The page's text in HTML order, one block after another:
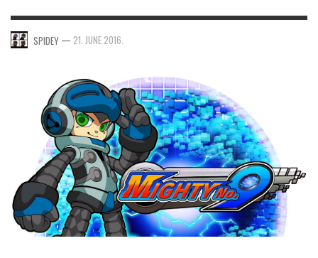
SPIDEY — 21. JUNE 2016.